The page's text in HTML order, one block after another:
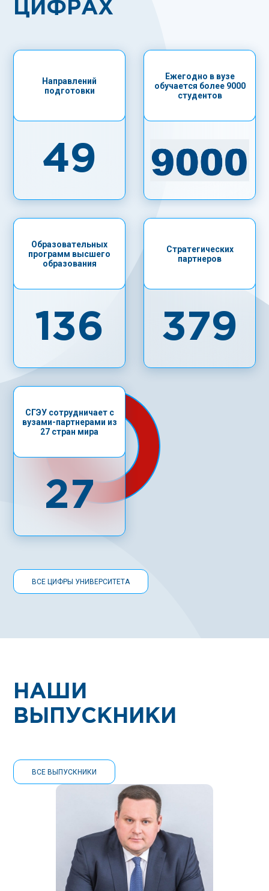
ЦИФРАХ
Направлений
подготовки
49
Ежегодно в вузе
обучается более 9000
студентов
Образовательных
программ высшего
образования
136
Стратегических
партнеров
379
СГЭУ сотрудничает с
вузами-партнерами из
27 стран мира
27
ВСЕ ЦИФРЫ УНИВЕРСИТЕТА
НАШИ
ВЫПУСКНИКИ
ВСЕ ВЫПУСКНИКИ